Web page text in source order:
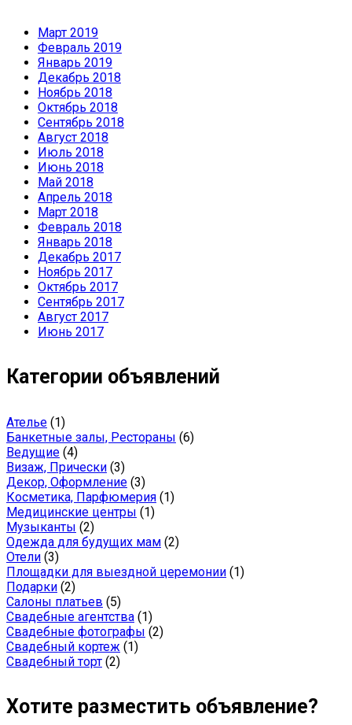
Март 2019
Февраль 2019
Январь 2019
Декабрь 2018
Ноябрь 2018
Октябрь 2018
Сентябрь 2018
Август 2018
Июль 2018
Июнь 2018
Май 2018
Апрель 2018
Март 2018
Февраль 2018
Январь 2018
Декабрь 2017
Ноябрь 2017
Октябрь 2017
Сентябрь 2017
Август 2017
Июнь 2017
Категории объявлений
Ателье (1)
Банкетные залы, Рестораны (6)
Ведущие (4)
Визаж, Прически (3)
Декор, Оформление (3)
Косметика, Парфюмерия (1)
Медицинские центры (1)
Музыканты (2)
Одежда для будущих мам (2)
Отели (3)
Площадки для выездной церемонии (1)
Подарки (2)
Салоны платьев (5)
Свадебные агентства (1)
Свадебные фотографы (2)
Свадебный кортеж (1)
Свадебный торт (2)
Хотите разместить объявление?